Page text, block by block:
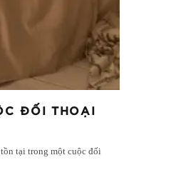
ĐỐI THOẠI
tại trong một cuộc đối